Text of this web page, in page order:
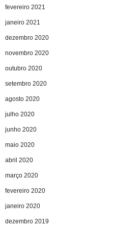
fevereiro 2021
janeiro 2021
dezembro 2020
novembro 2020
outubro 2020
setembro 2020
agosto 2020
julho 2020
junho 2020
maio 2020
abril 2020
março 2020
fevereiro 2020
janeiro 2020
dezembro 2019